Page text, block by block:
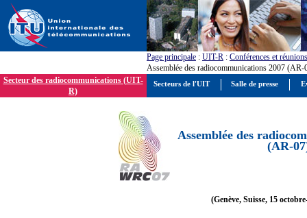
Page principale : UIT-R : Conférences et réunions
Assemblée des radiocommunications 2007 (AR-
Secteur des radiocommunications (UIT-
R)
Assemblée des
(AR-
(Genève, Suisse, 15
Secteurs de l'UIT Salle de presse